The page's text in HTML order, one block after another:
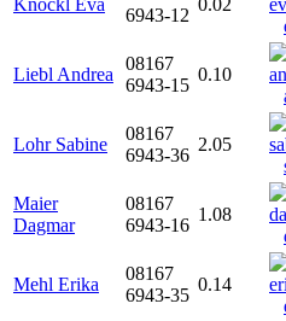
Knöckl Eva
6943-12
0.02
Liebl Andrea
08167
6943-15
0.10
Lohr Sabine
08167
6943-36
2.05
Maier
Dagmar
08167
6943-16
1.08
Mehl Erika
08167
6943-35
0.14